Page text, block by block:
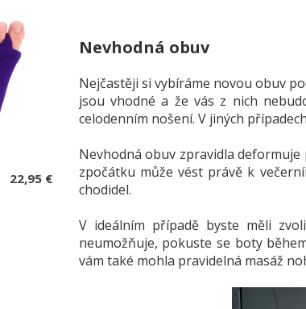
22,95 €
Nevhodná obuv
Nejčastěji si vybíráme novou obuv
jsou vhodné a že vás z nich
celodenním nošení. V jiných
Nevhodná obuv zpravidla
zpočátku může vést právě k
chodidel.
V ideálním případě byste měli
neumožňuje, pokuste se boty
vám také mohla pravidelná masáž